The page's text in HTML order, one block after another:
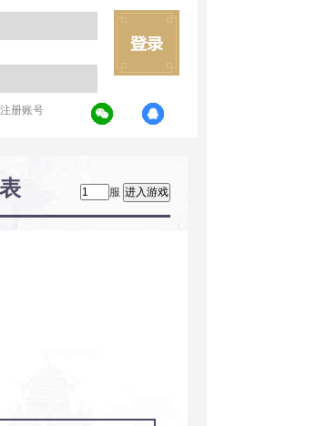
注册账号
服